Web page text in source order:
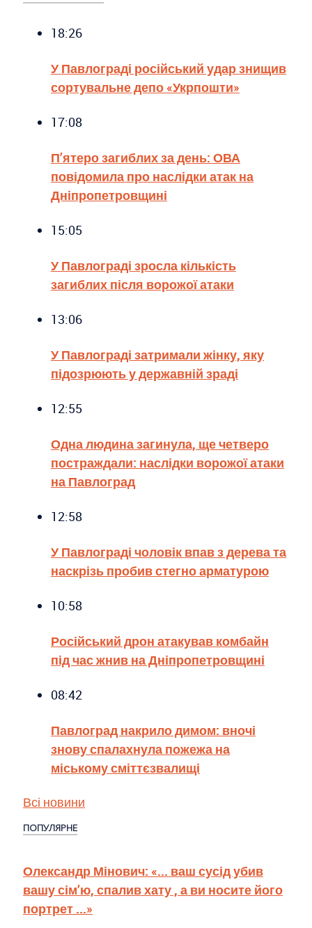
18:26
У Павлограді російський удар знищив
сортувальне депо «Укрпошти»
17:08
П’ятеро загиблих за день: ОВА
повідомила про наслідки атак на
Дніпропетровщині
15:05
У Павлограді зросла кількість
загиблих після ворожої атаки
13:06
У Павлограді затримали жінку, яку
підозрюють у державній зраді
12:55
Одна людина загинула, ще четверо
постраждали: наслідки ворожої атаки
на Павлоград
12:58
У Павлограді чоловік впав з дерева та
наскрізь пробив стегно арматурою
10:58
Російський дрон атакував комбайн
під час жнив на Дніпропетровщині
08:42
Павлоград накрило димом: вночі
знову спалахнула пожежа на
міському сміттєзвалищі
Всі новини
ПОПУЛЯРНЕ
Олександр Мінович: «... ваш сусід убив
вашу сім’ю, спалив хату , а ви носите його
портрет ...»